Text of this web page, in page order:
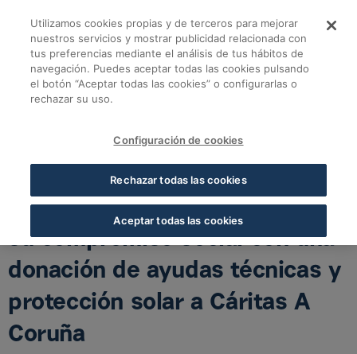
La Fundación
Volver a noticias Fundación
La Fundación Cofares refuerza
su compromiso social con una
donación de ayudas técnicas y
protección solar a Cáritas A
Coruña
Utilizamos cookies propias y de terceros para mejorar
nuestros servicios y mostrar publicidad relacionada con
tus preferencias mediante el análisis de tus hábitos de
navegación. Puedes aceptar todas las cookies pulsando
el botón “Aceptar todas las cookies” o configurarlas o
rechazar su uso.
Configuración de cookies
Rechazar todas las cookies
Aceptar todas las cookies